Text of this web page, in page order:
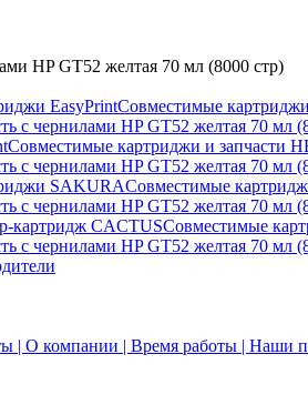
EasyPrintСовместимые
Совместимые картриджи и запчасти
SAKURAСовместимые
картридж CACTUSСовместимые
| О компании | Время работы | Наши